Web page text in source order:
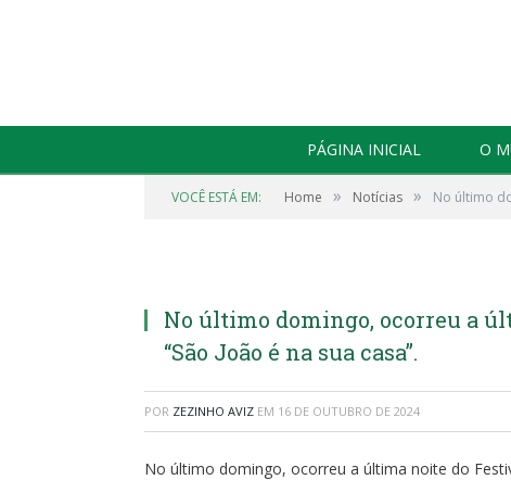
PÁGINA INICIAL O
VOCÊ ESTÁ EM: Home » Notícias » No último
No último domingo, ocorreu a
“São João é na sua casa”.
POR ZEZINHO AVIZ EM 16 DE OUTUBRO DE 2024
No último domingo, ocorreu a última noite do